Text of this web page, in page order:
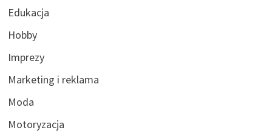
Edukacja
Hobby
Imprezy
Marketing i reklama
Moda
Motoryzacja